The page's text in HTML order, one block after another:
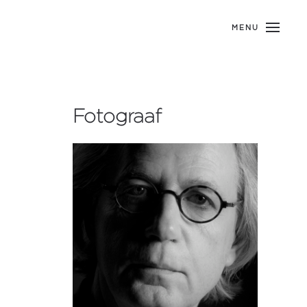
MENU
Fotograaf